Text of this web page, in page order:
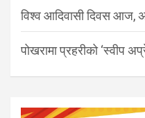
विश्व आदिवासी दिवस आज,
पोखरामा प्रहरीको ‘स्वीप